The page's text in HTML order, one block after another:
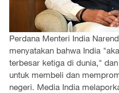
Perdana Menteri India
menyatakan bahwa India
terbesar ketiga di dunia,"
untuk membeli dan
negeri. Media India